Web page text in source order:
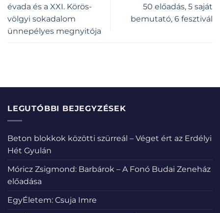
évada és a XXI. Körös-
völgyi sokadalom
ünnepélyes megnyitója
50 előadás, 5 saját
bemutató, 6 fesztivál
LEGUTÓBBI BEJEGYZÉSEK
Beton blokkok közötti szürreál – Véget ért az Erdélyi
Hét Gyulán
Móricz Zsigmond: Barbárok – A Fonó Budai Zeneház
előadása
EgyÉletem: Csuja Imre